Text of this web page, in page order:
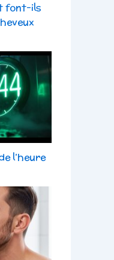
font-ils
l’heure